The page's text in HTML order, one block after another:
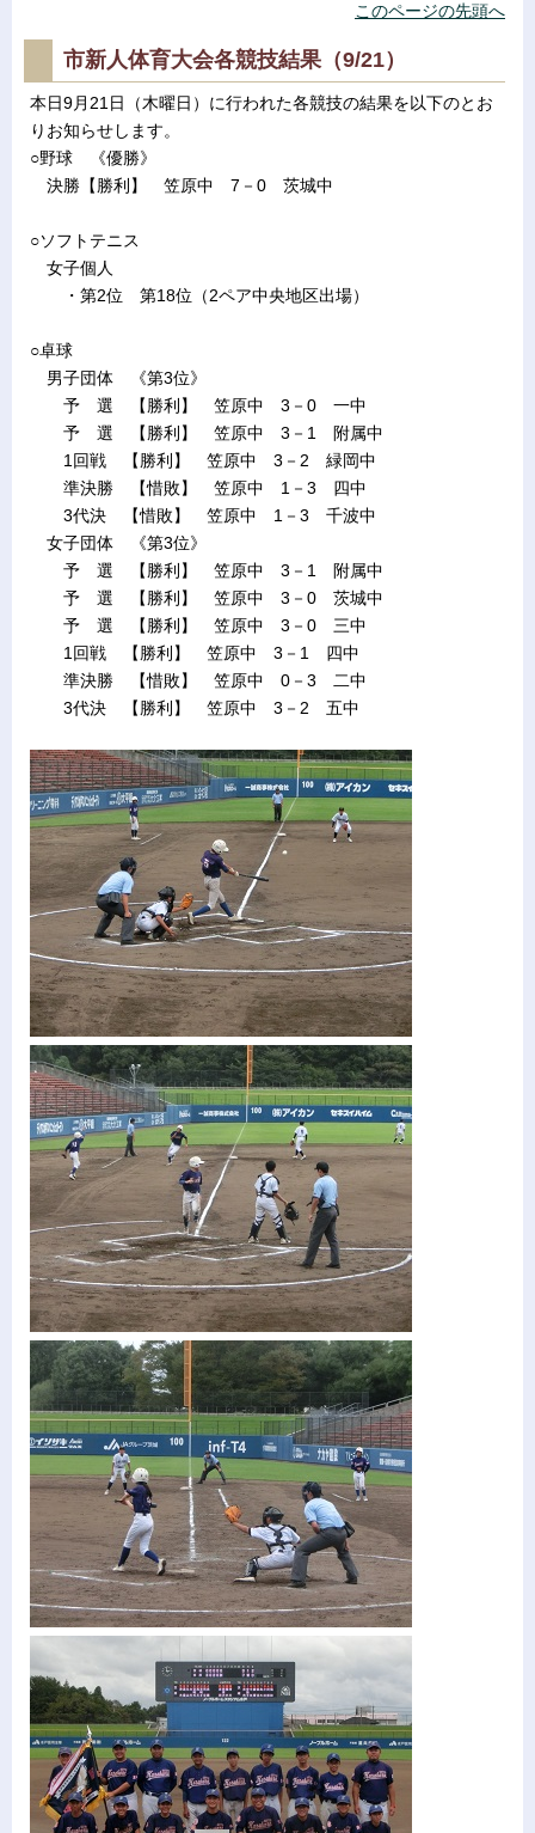
このページの先頭へ
市新人体育大会各競技結果（9/21）
本日9月21日（木曜日）に行われた各競技の結果を以下のとお
りお知らせします。
○野球 《優勝》
決勝【勝利】 笠原中 7－0 茨城中
○ソフトテニス
女子個人
・第2位 第18位（2ペア中央地区出場）
○卓球
男子団体 《第3位》
予 選 【勝利】 笠原中 3－0 一中
予 選 【勝利】 笠原中 3－1 附属中
1回戦 【勝利】 笠原中 3－2 緑岡中
準決勝 【惜敗】 笠原中 1－3 四中
3代決 【惜敗】 笠原中 1－3 千波中
女子団体 《第3位》
予 選 【勝利】 笠原中 3－1 附属中
予 選 【勝利】 笠原中 3－0 茨城中
予 選 【勝利】 笠原中 3－0 三中
1回戦 【勝利】 笠原中 3－1 四中
準決勝 【惜敗】 笠原中 0－3 二中
3代決 【勝利】 笠原中 3－2 五中